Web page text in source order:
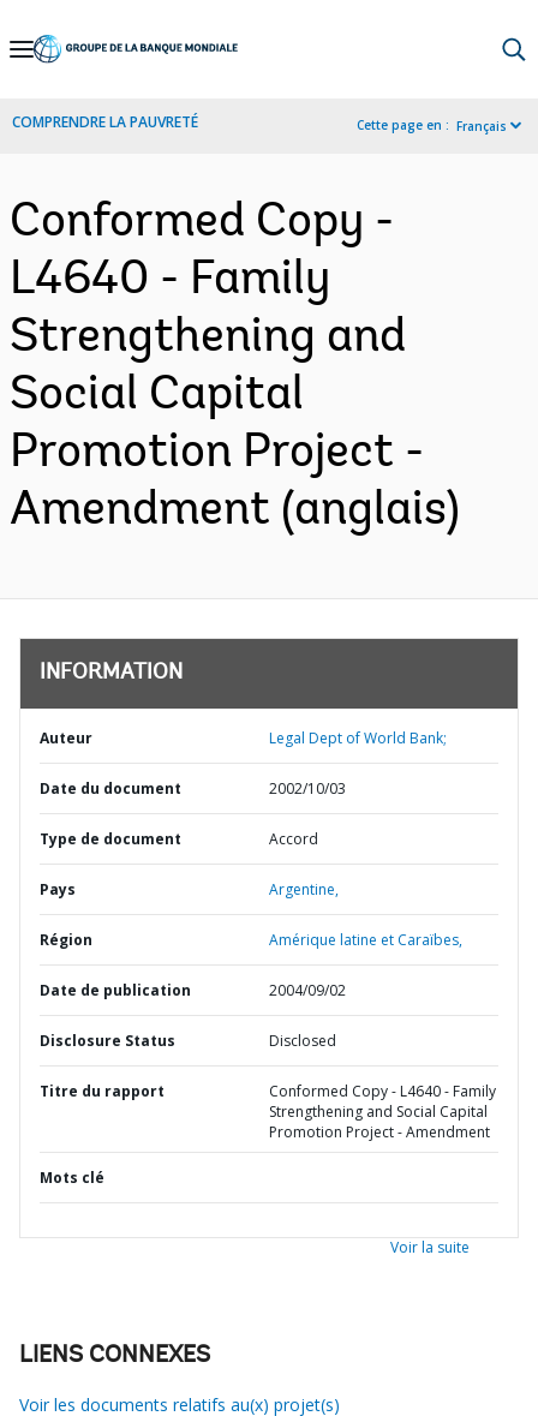
Skip
Navigation
COMPRENDRE LA PAUVRETÉ Cette page en : Français
Conformed Copy -
L4640 - Family
Strengthening and
Social Capital
Promotion Project -
Amendment (anglais)
INFORMATION
Auteur Legal Dept of World Bank;
Date du document 2002/10/03
Type de document Accord
Pays Argentine,
Région Amérique latine et Caraïbes,
Date de publication 2004/09/02
Disclosure Status Disclosed
Titre du rapport
Conformed Copy - L4640 - Family
Strengthening and Social Capital
Promotion Project - Amendment
Mots clé
Voir la suite
LIENS CONNEXES
Voir les documents relatifs au(x) projet(s)